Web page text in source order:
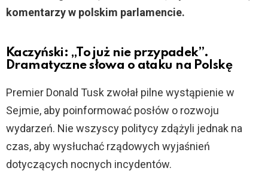
komentarzy w polskim parlamencie.
Kaczyński: „To już nie przypadek”.
Dramatyczne słowa o ataku na Polskę
Premier Donald Tusk zwołał pilne wystąpienie w
Sejmie, aby poinformować posłów o rozwoju
wydarzeń. Nie wszyscy politycy zdążyli jednak na
czas, aby wysłuchać rządowych wyjaśnień
dotyczących nocnych incydentów.